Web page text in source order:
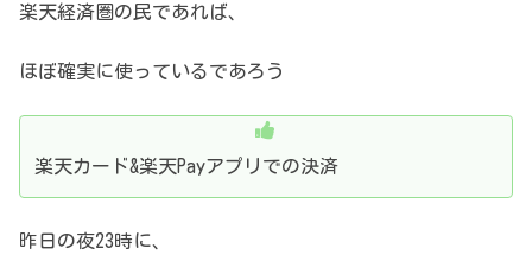
楽天経済圏の民であれば、
ほぼ確実に使っているであろう
楽天カード&楽天Payアプリでの決済
昨日の夜23時に、